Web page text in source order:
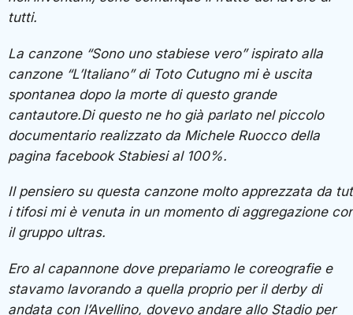
tutti.
La canzone “Sono uno stabiese vero” ispirato alla
canzone “L’Italiano” di Toto Cutugno mi è uscita
spontanea dopo la morte di questo grande
cantautore.Di questo ne ho già parlato nel piccolo
documentario realizzato da Michele Ruocco della
pagina facebook Stabiesi al 100%.
Il pensiero su questa canzone molto apprezzata da
i tifosi mi è venuta in un momento di aggregazione
il gruppo ultras.
Ero al capannone dove prepariamo le coreografie e
stavamo lavorando a quella proprio per il derby di
andata con l’Avellino, dovevo andare allo Stadio per